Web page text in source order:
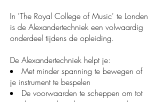
In 'The Royal College of Music' te Londen
is de Alexandertechniek een volwaardig
onderdeel tijdens de opleiding.
De Alexandertechniek helpt je​:
Met minder spanning te bewegen of
je instrument te bespelen
De voorwaarden te scheppen om tot